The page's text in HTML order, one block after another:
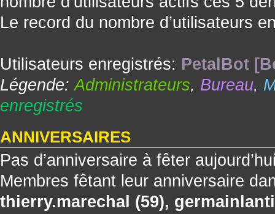
Le record du nombre d’utilisateurs
Utilisateurs enregistrés: PetalBot
Légende:Administrateurs, Bureau,
enregistrés
ANNIVERSAIRES
Pas d’anniversaire à fêter
Membres fêtant leur anniversaire
thierry.marechal (59),